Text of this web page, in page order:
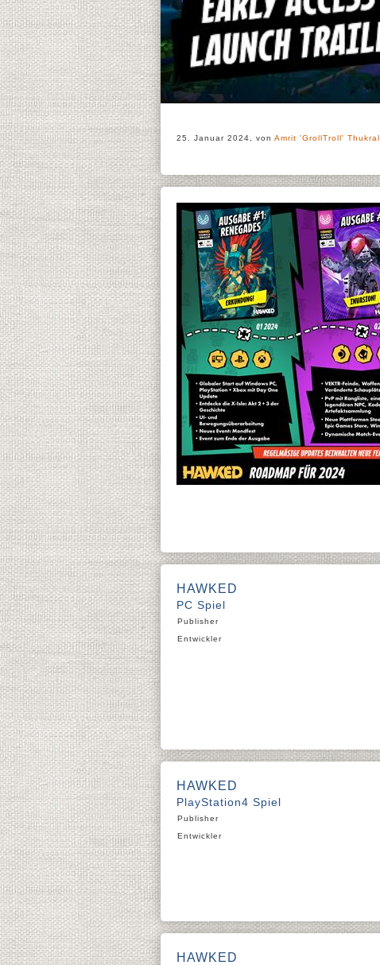
25. Januar 2024, von Amrit 'GrollTroll' Thukral
HAWKED
PC Spiel
Publisher
Entwickler
HAWKED
PlayStation4 Spiel
Publisher
Entwickler
HAWKED